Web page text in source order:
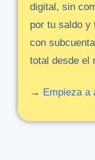
digital, sin
por tu saldo y
con
total desde el
→ Empieza a